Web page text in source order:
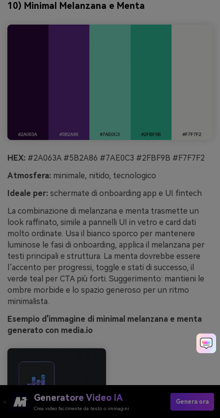
10) Minimal Melanzana e Menta
HEX: #2A063A #5B2A86 #7AE0C3 #2FBF9B #F7F7F2
Atmosfera: minimale, nitido, tecnologico
Ideale per: schermate di onboarding app e UI fintech
La combinazione di melanzana e menta trasmette un
look raffinato, simile a pannelli UI in vetro e card dati
molto ordinate. Usa il bianco sporco per mantenere
luminose le fasi di onboarding, applica il melanzana per
testi principali e struttura. La menta dovrebbe essere
l’accento per progressi, toggle e stati di successo, il
verde teal per CTA più forti. Suggerimento: mantieni le
ombre morbide e lo spazio generoso per un ritmo
minimalista.
Esempio d'immagine di minimal melanzana e menta
generato con media.io
Generatore Video IA
Crea video facilmente da testo o immagini
Genera ora